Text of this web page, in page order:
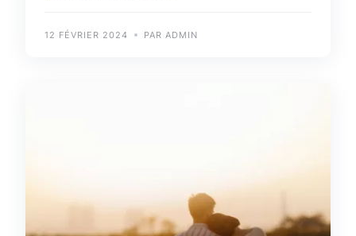
12 FÉVRIER 2024 PAR ADMIN